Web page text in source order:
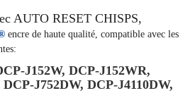
AUTO RESET CHISPS,
encre de haute qualité, compatible avec les
J152W, DCP-J152WR,
J752DW, DCP-J4110DW,